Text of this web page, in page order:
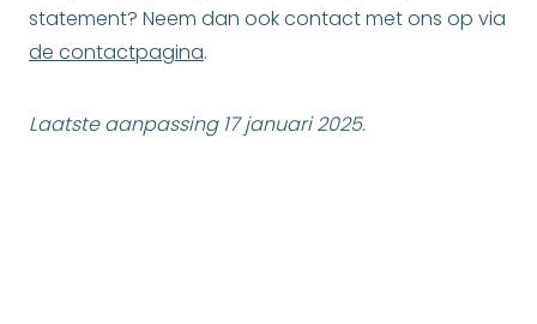
statement? Neem dan ook contact met ons op via
de contactpagina.
Laatste aanpassing 17 januari 2025.